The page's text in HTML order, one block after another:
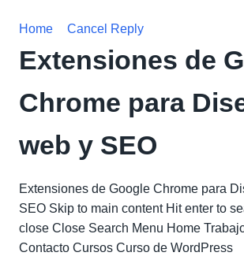
Home Cancel Reply
Extensiones de
Chrome para
web y SEO
Extensiones de Google Chrome para
SEO Skip to main content Hit enter to
close Close Search Menu Home
Contacto Cursos Curso de WordPress